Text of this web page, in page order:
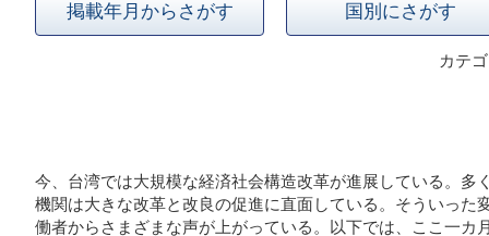
掲載年月からさがす 国別にさがす
カテ
今、台湾では大規模な経済社会構造改革が進展している。多
機関は大きな改革と改良の促進に直面している。そういった
働者からさまざまな声が上がっている。以下では、ここ一カ